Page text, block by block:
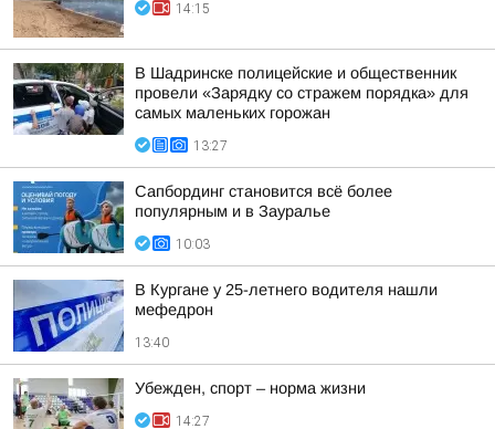
14:15
В Шадринске полицейские и общественник
провели «Зарядку со стражем порядка» для
самых маленьких горожан
13:27
Сапбординг становится всё более
популярным и в Зауралье
10:03
В Кургане у 25-летнего водителя нашли
мефедрон
13:40
Убежден, спорт – норма жизни
14:27